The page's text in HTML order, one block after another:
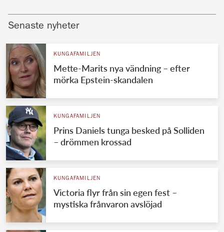
Senaste nyheter
KUNGAFAMILJEN
Mette-Marits nya vändning – efter
mörka Epstein-skandalen
KUNGAFAMILJEN
Prins Daniels tunga besked på Solliden
– drömmen krossad
KUNGAFAMILJEN
Victoria flyr från sin egen fest –
mystiska frånvaron avslöjad